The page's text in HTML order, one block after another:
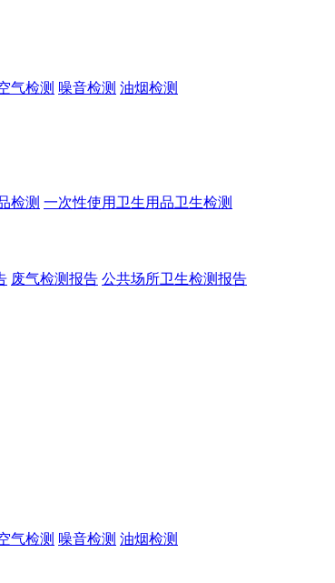
气检测 噪音检测 油烟检测
检测 一次性使用卫生用品卫生检测
废气检测报告 公共场所卫生检测报告
气检测 噪音检测 油烟检测